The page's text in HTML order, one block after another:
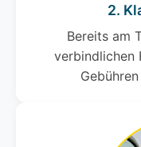
2.
Bereits am
verbindlichen